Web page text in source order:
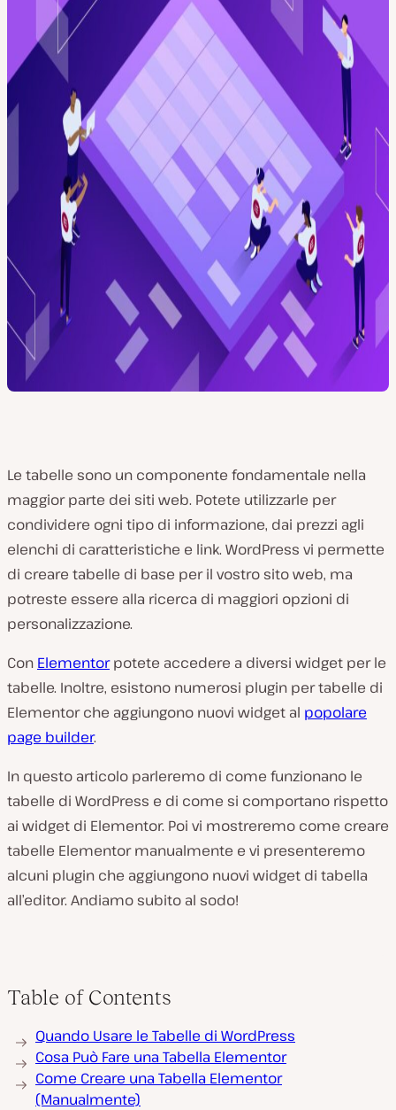
Le tabelle sono un componente fondamentale nella
maggior parte dei siti web. Potete utilizzarle per
condividere ogni tipo di informazione, dai prezzi agli
elenchi di caratteristiche e link. WordPress vi permette
di creare tabelle di base per il vostro sito web, ma
potreste essere alla ricerca di maggiori opzioni di
personalizzazione.
Con Elementorpotete accedere a diversi widget per le
tabelle. Inoltre, esistono numerosi plugin per tabelle di
Elementor che aggiungono nuovi widget al popolare
page builder.
In questo articolo parleremo di come funzionano le
tabelle di WordPress e di come si comportano rispetto
ai widget di Elementor. Poi vi mostreremo come creare
tabelle Elementor manualmente e vi presenteremo
alcuni plugin che aggiungono nuovi widget di tabella
all’editor. Andiamo subito al sodo!
Table of Contents
Quando Usare le Tabelle di WordPress
Cosa Può Fare una Tabella Elementor
Come Creare una Tabella Elementor
(Manualmente)